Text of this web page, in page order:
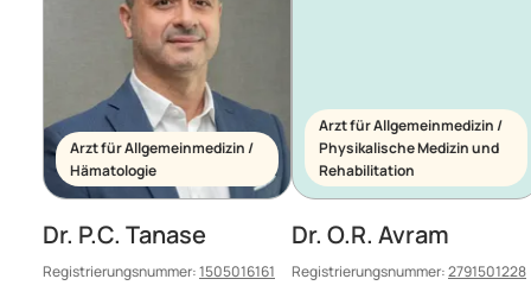
Arzt für Allgemeinmedizin /
Hämatologie
Dr. P.C. Tanase
Registrierungsnummer:1505016161
Arzt für Allgemeinmedizin /
Physikalische Medizin und
Rehabilitation
Dr. O.R. Avram
Registrierungsnummer:2791501228